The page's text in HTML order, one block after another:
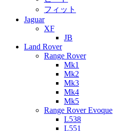
フィット
Jaguar
XF
JB
Land Rover
Range Rover
Mk1
Mk2
Mk3
Mk4
Mk5
Range Rover Evoque
L538
L551